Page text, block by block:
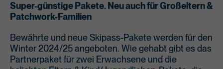
Super-günstige Pakete. Neu auch für Großeltern &
Patchwork-Familien
Bewährte und neue Skipass-Pakete werden für den
Winter 2024/25 angeboten. Wie gehabt gibt es das
Partnerpaket für zwei Erwachsene und die